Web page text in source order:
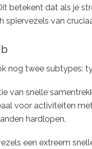
betekent dat als je
van
nog twee subtypes:
van snelle
voor activiteiten
hardlopen.
een extreem